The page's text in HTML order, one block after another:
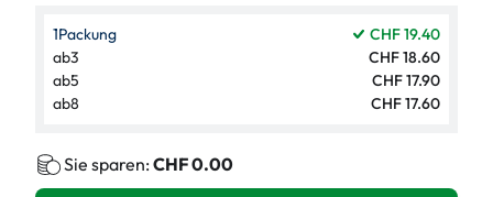
1Packung
CHF 19.40
ab3
CHF 18.60
ab5
CHF 17.90
ab8 CHF 17.60
Sie sparen: CHF 0.00